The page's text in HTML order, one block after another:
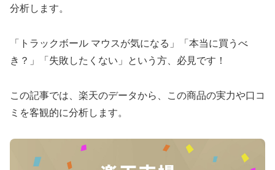
分析します。
「トラックボール マウスが気になる」「本当に買うべ
き？」「失敗したくない」という方、必見です！
この記事では、楽天のデータから、この商品の実力や口コ
ミを客観的に分析します。